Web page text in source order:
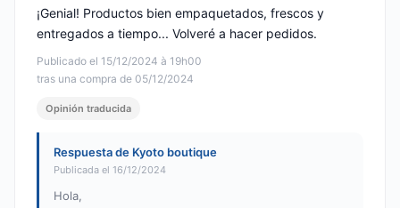
Publicado el 15/12/2024 à 19h00
tras una compra de 05/12/2024
¡Genial! Productos bien empaquetados, frescos y
entregados a tiempo... Volveré a hacer pedidos.
Opinión traducida
Respuesta de Kyoto boutique
Publicada el 16/12/2024
Hola,